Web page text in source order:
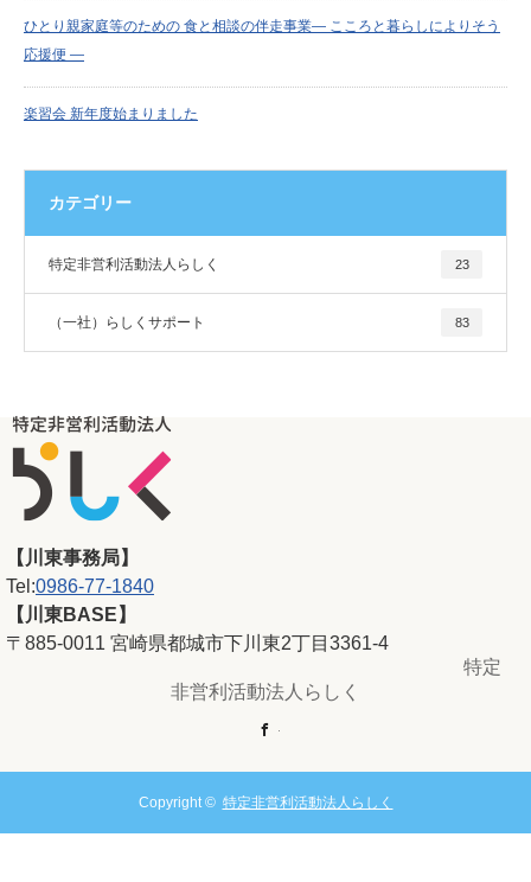
ひとり親家庭等のための 食と相談の伴走事業― こころと暮らしによりそう
応援便 ―
楽習会 新年度始まりました
カテゴリー
特定非営利活動法人らしく 23
（一社）らしくサポート 83
【川東事務局】
Tel:0986-77-1840
【川東BASE】
〒885-0011 宮崎県都城市下川東2丁目3361-4
特定
非営利活動法人らしく
Copyright © 特定非営利活動法人らしく